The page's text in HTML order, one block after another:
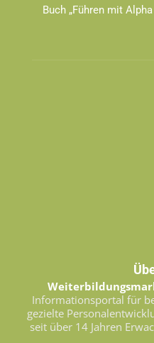
Buch „Führen mit
Informationsportal für
gezielte
seit über 14 Jahren